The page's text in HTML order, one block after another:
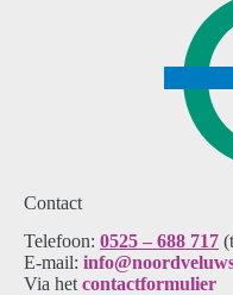
Contact
Telefoon: 0525 – 688 717
E-mail:
Via het contactformulier